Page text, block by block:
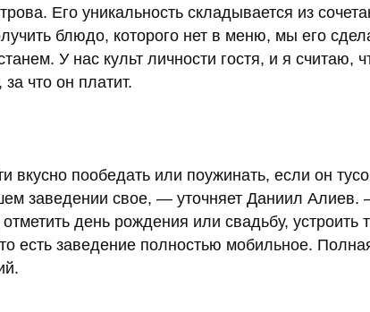
Его уникальность складывается из
блюдо, которого нет в меню, мы его
У нас культ личности гостя, и я считаю,
что он платит.
вкусно пообедать или поужинать, если он
заведении свое, — уточняет Даниил Алиев.
день рождения или свадьбу, устроить
есть заведение полностью мобильное.